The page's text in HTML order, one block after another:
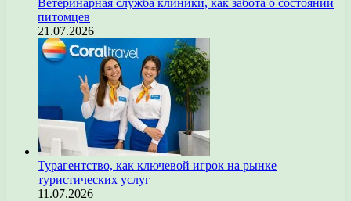
питомцев
21.07.2026
Турагентство, как ключевой игрок на рынке
туристических услуг
11.07.2026